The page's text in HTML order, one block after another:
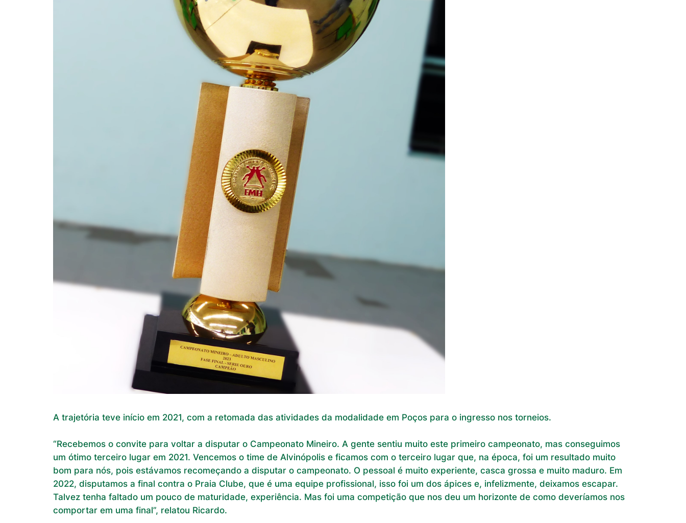
A trajetória teve início em 2021, com a retomada das atividades da modalidade em Poços para o ingresso nos torneios.
“Recebemos o convite para voltar a disputar o Campeonato Mineiro. A gente sentiu muito este primeiro campeonato, mas conseguimos
um ótimo terceiro lugar em 2021. Vencemos o time de Alvinópolis e ficamos com o terceiro lugar que, na época, foi um resultado muito
bom para nós, pois estávamos recomeçando a disputar o campeonato. O pessoal é muito experiente, casca grossa e muito maduro. Em
2022, disputamos a final contra o Praia Clube, que é uma equipe profissional, isso foi um dos ápices e, infelizmente, deixamos escapar.
Talvez tenha faltado um pouco de maturidade, experiência. Mas foi uma competição que nos deu um horizonte de como deveríamos nos
comportar em uma final”, relatou Ricardo.